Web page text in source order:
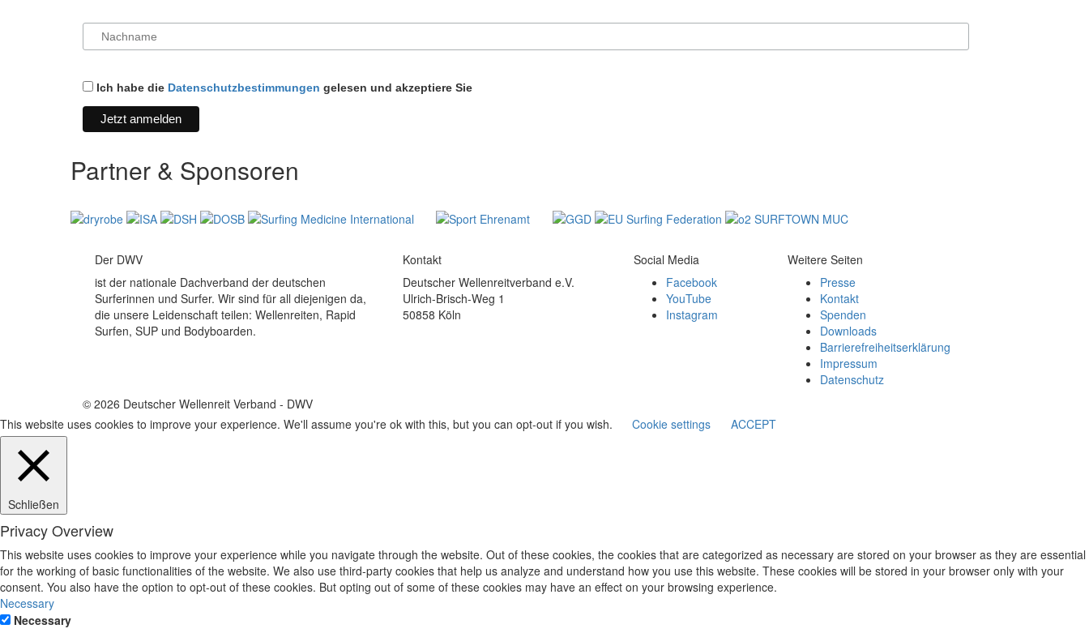
Ich habe die Datenschutzbestimmungen gelesen und akzeptiere Sie
Partner & Sponsoren
Der DWV
ist der nationale Dachverband der deutschen
Surferinnen und Surfer. Wir sind für all diejenigen da,
die unsere Leidenschaft teilen: Wellenreiten, Rapid
Surfen, SUP und Bodyboarden.
Kontakt
Deutscher Wellenreitverband e.V.
Ulrich-Brisch-Weg 1
50858 Köln
Social Media
Facebook
YouTube
Instagram
Weitere Seiten
Presse
Kontakt
Spenden
Downloads
Barrierefreiheitserklärung
Impressum
Datenschutz
© 2026 Deutscher Wellenreit Verband - DWV
This website uses cookies to improve your experience. We'll assume you're ok with this, but you can opt-out if you wish.
Cookie settings ACCEPT
Schließen
Privacy Overview
This website uses cookies to improve your experience while you navigate through the website. Out of these cookies, the cookies that are categorized as necessary are stored on your browser as they are essential
for the working of basic functionalities of the website. We also use third-party cookies that help us analyze and understand how you use this website. These cookies will be stored in your browser only with your
consent. You also have the option to opt-out of these cookies. But opting out of some of these cookies may have an effect on your browsing experience.
Necessary
Necessary